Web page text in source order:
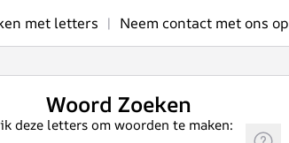
met letters | Neem contact met ons op
Woord Zoeken
deze letters om woorden te maken: